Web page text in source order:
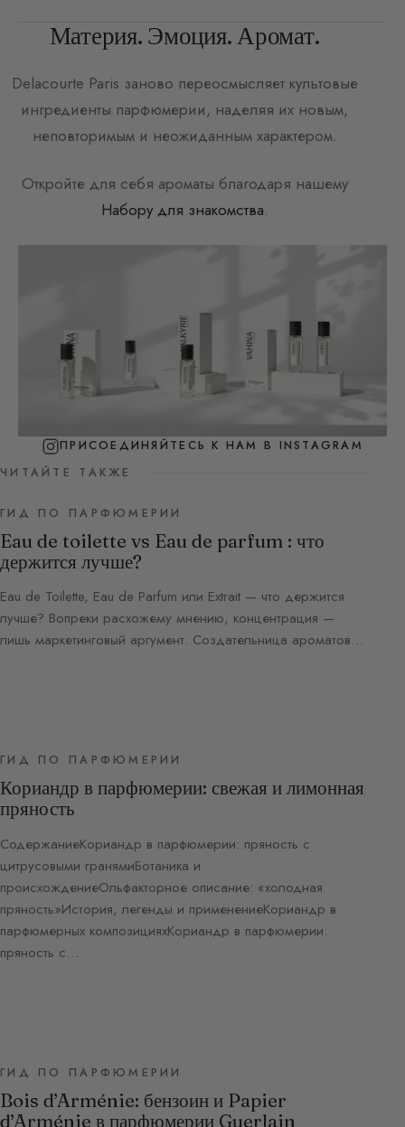
Материя. Эмоция. Аромат.
Delacourte Paris заново переосмысляет культовые
ингредиенты парфюмерии, наделяя их новым,
неповторимым и неожиданным характером.
Откройте для себя ароматы благодаря нашему
Набору для знакомства.
ПРИСОЕДИНЯЙТЕСЬ К НАМ В INSTAGRAM
ЧИТАЙТЕ ТАКЖЕ
ГИД ПО ПАРФЮМЕРИИ
Eau de toilette vs Eau de parfum : что
держится лучше?
Eau de Toilette, Eau de Parfum или Extrait — что держится
лучше? Вопреки расхожему мнению, концентрация —
лишь маркетинговый аргумент. Создательница ароматов…
ГИД ПО ПАРФЮМЕРИИ
Кориандр в парфюмерии: свежая и лимонная
пряность
СодержаниеКориандр в парфюмерии: пряность с
цитрусовыми гранямиБотаника и
происхождениеОльфакторное описание: «холодная
пряность»История, легенды и применениеКориандр в
парфюмерных композицияхКориандр в парфюмерии:
пряность с…
ГИД ПО ПАРФЮМЕРИИ
Bois d’Arménie: бензоин и Papier
d’Arménie в парфюмерии Guerlain